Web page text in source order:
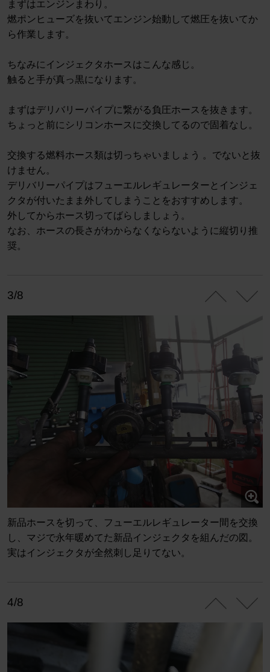
まずはエンジンまわり。
燃ポンヒューズを抜いてエンジン始動して燃圧を抜いてか
ら作業します。
ちなみにインジェクタホースはこんな感じ。
触ると手が真っ黒になります。
まずはデリバリーパイプに繋がる負圧ホースを抜きます。
ちょっと前にシリコンホースに交換してるので固着なし。
交換する燃料ホース類は切っちゃいましょう 。でないと抜
けません。
デリバリーパイプはフューエルレギュレーターとインジェ
クタが付いたまま外してしまうことをおすすめします。
外してからホース切ってばらしましょう。
なお、ホースの長さがわからなくならないように縦切り推
奨。
3/8
新品ホースを切って、フューエルレギュレーター間を交換
し、マジで永年暖めてた新品インジェクタを組んだの図。
実はインジェクタが全然刺し足りてない。
4/8